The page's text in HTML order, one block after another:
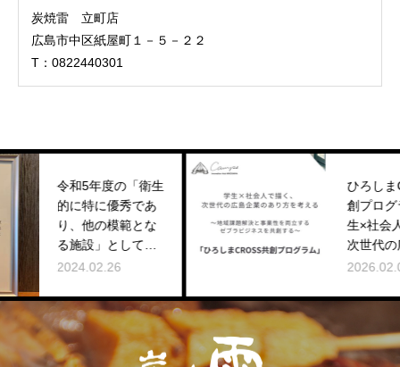
炭焼雷 立町店
広島市中区紙屋町１－５－２２
T：0822440301
衛生
あ
な
創プログラム～学
生×社会人で描く、
次世代の広島企業